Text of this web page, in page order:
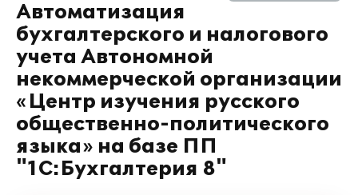
Автоматизация
бухгалтерского и налогового
учета Автономной
некоммерческой организации
«Центр изучения русского
общественно-политического
языка» на базе ПП
"1С:Бухгалтерия 8"